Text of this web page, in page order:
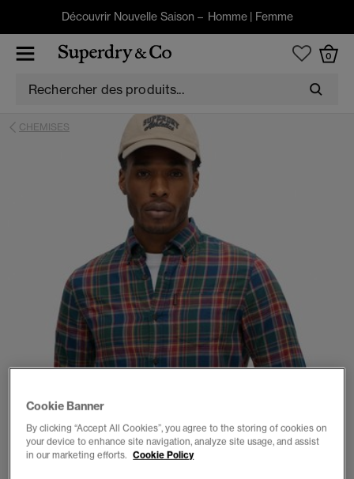
Découvrir Nouvelle Saison – Homme| Femme
0
CHEMISES
Cookie Banner
By clicking “Accept All Cookies”, you agree to the storing of cookies on
your device to enhance site navigation, analyze site usage, and assist
in our marketing efforts. Cookie Policy